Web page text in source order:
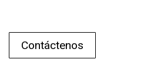
Contáctenos